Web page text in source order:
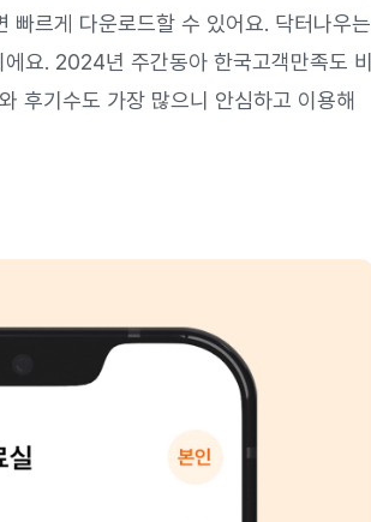
빠르게 다운로드할 수 있어요. 닥터나우는
요. 2024년 주간동아 한국고객만족도 비
후기수도 가장 많으니 안심하고 이용해